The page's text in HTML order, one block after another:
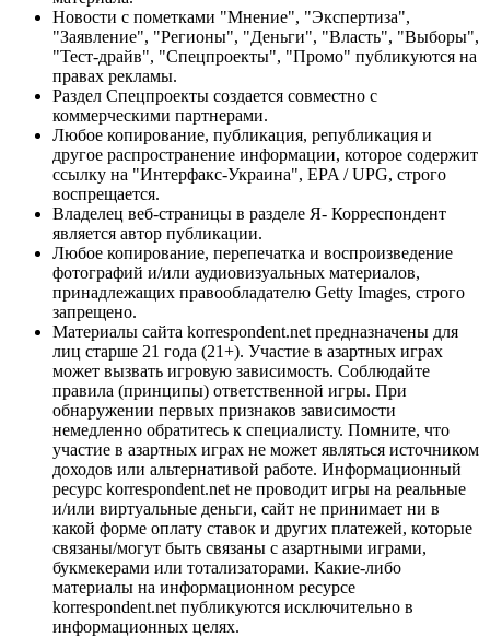
Новости с пометками "Мнение", "Экспертиза",
"Заявление", "Регионы", "Деньги", "Власть", "Выборы",
"Тест-драйв", "Спецпроекты", "Промо" публикуются на
правах рекламы.
Раздел Спецпроекты создается совместно с
коммерческими партнерами.
Любое копирование, публикация, републикация и
другое распространение информации, которое содержит
ссылку на "Интерфакс-Украина", EPA / UPG, строго
воспрещается.
Владелец веб-страницы в разделе Я- Корреспондент
является автор публикации.
Любое копирование, перепечатка и воспроизведение
фотографий и/или аудиовизуальных материалов,
принадлежащих правообладателю Getty Images, строго
запрещено.
Материалы сайта korrespondent.net предназначены для
лиц старше 21 года (21+). Участие в азартных играх
может вызвать игровую зависимость. Соблюдайте
правила (принципы) ответственной игры. При
обнаружении первых признаков зависимости
немедленно обратитесь к специалисту. Помните, что
участие в азартных играх не может являться источником
доходов или альтернативой работе. Информационный
ресурс korrespondent.net не проводит игры на реальные
и/или виртуальные деньги, сайт не принимает ни в
какой форме оплату ставок и других платежей, которые
связаны/могут быть связаны с азартными играми,
букмекерами или тотализаторами. Какие-либо
материалы на информационном ресурсе
korrespondent.net публикуются исключительно в
информационных целях.